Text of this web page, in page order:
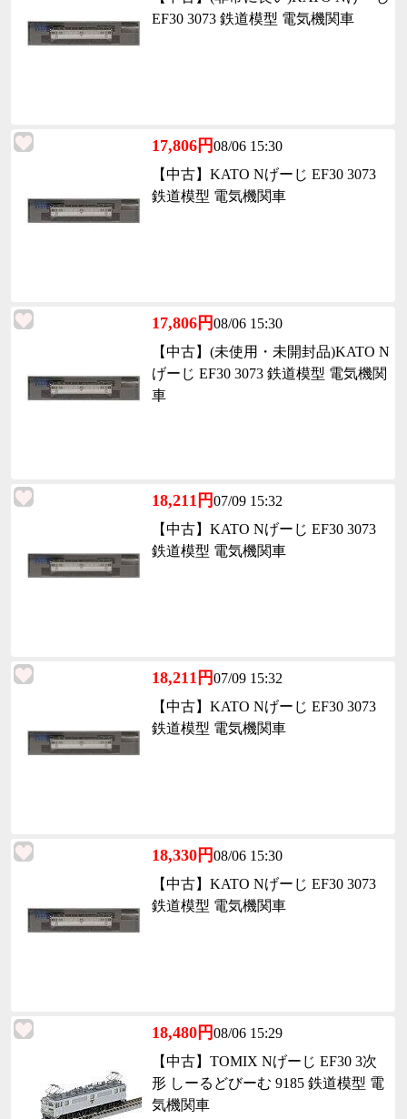
EF30 3073 鉄道模型 電気機関車
17,806円08/06 15:30
【中古】KATO Nげーじ EF30 3073
鉄道模型 電気機関車
17,806円08/06 15:30
【中古】(未使用・未開封品)KATO N
げーじ EF30 3073 鉄道模型 電気機関
車
18,211円07/09 15:32
【中古】KATO Nげーじ EF30 3073
鉄道模型 電気機関車
18,211円07/09 15:32
【中古】KATO Nげーじ EF30 3073
鉄道模型 電気機関車
18,330円08/06 15:30
【中古】KATO Nげーじ EF30 3073
鉄道模型 電気機関車
18,480円08/06 15:29
【中古】TOMIX Nげーじ EF30 3次
形 しーるどびーむ 9185 鉄道模型 電
気機関車